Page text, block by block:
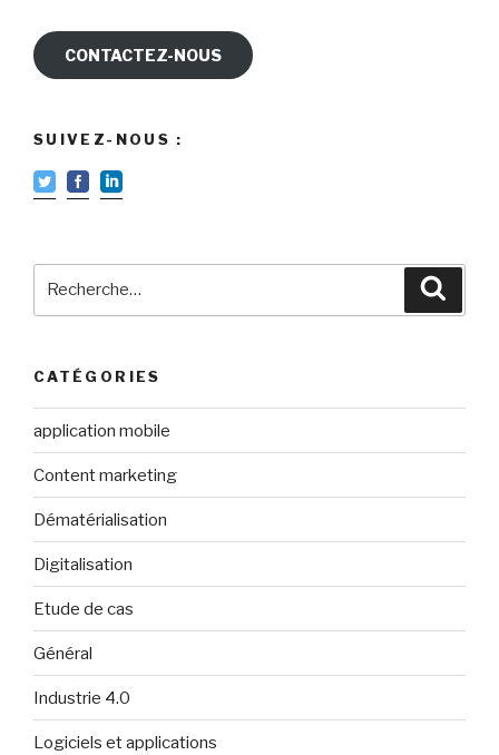
CONTACTEZ-NOUS
SUIVEZ-NOUS :
CATÉGORIES
application mobile
Content marketing
Dématérialisation
Digitalisation
Etude de cas
Général
Industrie 4.0
Logiciels et applications